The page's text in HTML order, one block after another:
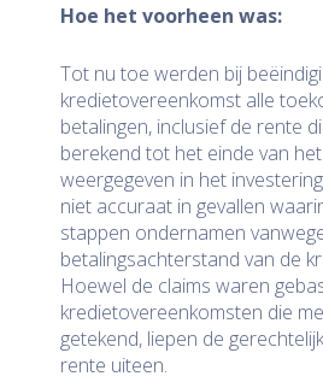
Hoe het voorheen was:
Tot nu toe werden bij
kredietovereenkomst alle
betalingen, inclusief de rente
berekend tot het einde van
weergegeven in het
niet accuraat in gevallen
stappen ondernamen
betalingsachterstand van de
Hoewel de claims waren
kredietovereenkomsten die
getekend, liepen de
rente uiteen.